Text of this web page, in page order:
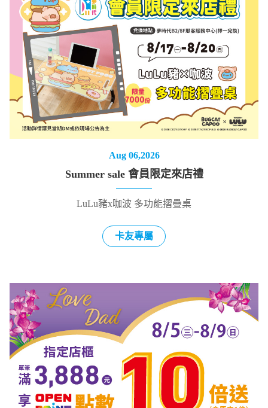
Aug 06,2026
Summer sale 會員限定來店禮
LuLu豬x咖波 多功能摺疊桌
卡友專屬